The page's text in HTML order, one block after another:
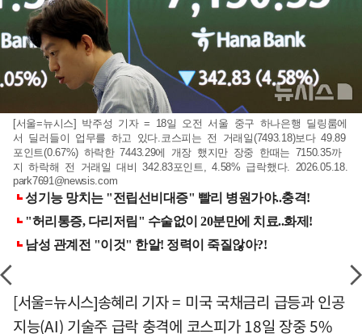
[서울=뉴시스] 박주성 기자 = 18일 오전 서울 중구 하나은행 딜링룸에
서 딜러들이 업무를 하고 있다.코스피는 전 거래일(7493.18)보다 49.89
포인트(0.67%) 하락한 7443.29에 개장 했지만 장중 한때는 7150.35까
지 하락해 전 거래일 대비 342.83포인트, 4.58% 급락했다. 2026.05.18.
park7691@newsis.com
[서울=뉴시스]송혜리 기자 = 미국 국채금리 급등과 인공
지능(AI) 기술주 급락 충격에 코스피가 18일 장중 5%